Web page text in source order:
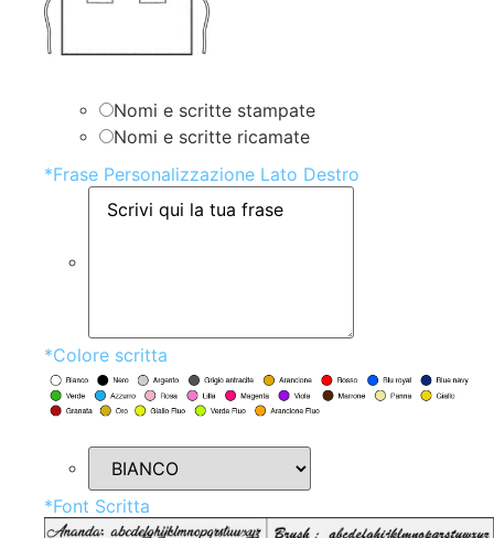
Nomi e scritte stampate
Nomi e scritte ricamate
*Frase Personalizzazione Lato Destro
*Colore scritta
*Font Scritta